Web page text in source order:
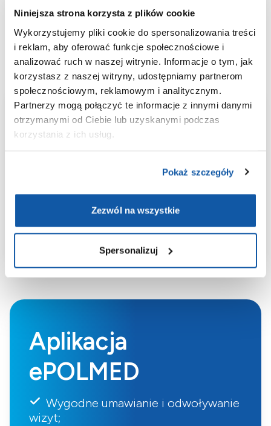
Niniejsza strona korzysta z plików cookie
Wykorzystujemy pliki cookie do spersonalizowania treści
i reklam, aby oferować funkcje społecznościowe i
analizować ruch w naszej witrynie. Informacje o tym, jak
korzystasz z naszej witryny, udostępniamy partnerom
społecznościowym, reklamowym i analitycznym.
Partnerzy mogą połączyć te informacje z innymi danymi
otrzymanymi od Ciebie lub uzyskanymi podczas
korzystania z ich usług.
Pokaż szczegóły
Zezwól na wszystkie
Spersonalizuj
Badanie jest wykonywanemetodą immunofluorescencji
pośredniej(IIF), która umożliwia precyzyjną identyfikację
poszukiwanych przeciwciał w próbce krwi pacjenta. Do
przeprowadzenia testu nie jest wymagane specjalne
przygotowanie.
199,00 zł
58 355 77 55
Aplikacja
ePOLMED
Wygodne umawianie i odwoływanie
wizyt;